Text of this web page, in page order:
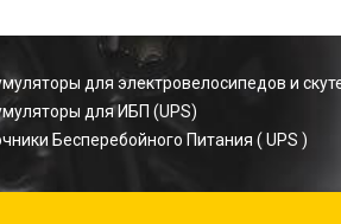
для электровелосипедов и
для ИБП (UPS)
Бесперебойного Питания ( UPS )